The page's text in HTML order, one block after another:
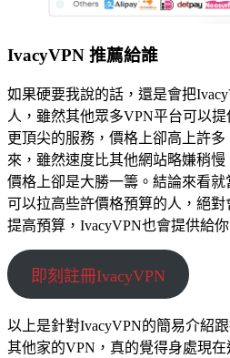
IvacyVPN 推薦給誰
如果硬要我說的話，還是會把
人，雖然其他眾多VPN平台可以
更頂尖的服務，價格上卻高上許
來，雖然速度比其他網站略嫌稍
價格上卻是大勝一籌。結論來看
可以拉高些許價格預算的人，絕
提高預算，IvacyVPN也會提供給
即刻註冊IvacyVPN
以上是針對IvacyVPN的簡易介紹
其他家的VPN，真的覺得身處現